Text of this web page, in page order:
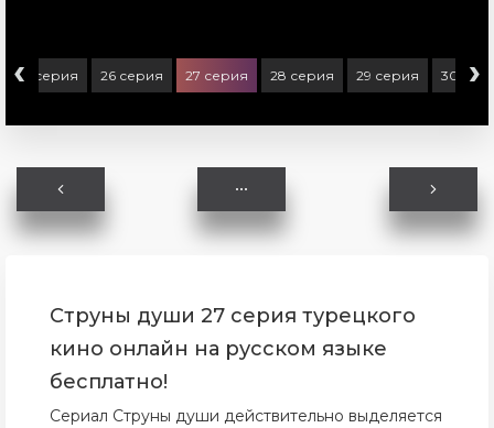
‹
25 серия 26 серия 27 серия 28 серия 29 серия 30 ›
Струны души 27 серия турецкого
кино онлайн на русском языке
бесплатно!
Сериал Струны души действительно выделяется